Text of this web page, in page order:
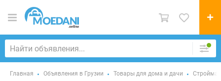
Главная Объявления в Грузии Товары для дома и дачи